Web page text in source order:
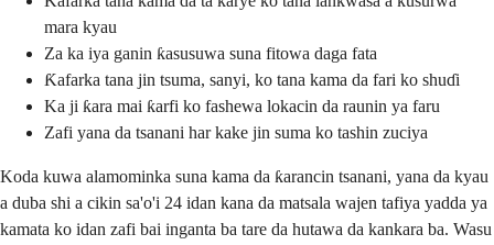
mara kyau
Za ka iya ganin ƙasusuwa suna fitowa daga fata
Ƙafarka tana jin tsuma, sanyi, ko tana kama da fari ko shuɗi
Ka ji ƙara mai ƙarfi ko fashewa lokacin da raunin ya faru
Zafi yana da tsanani har kake jin suma ko tashin zuciya
Koda kuwa alamominka suna kama da ƙarancin tsanani, yana da kyau
a duba shi a cikin sa'o'i 24 idan kana da matsala wajen tafiya yadda ya
kamata ko idan zafi bai inganta ba tare da hutawa da kankara ba. Wasu